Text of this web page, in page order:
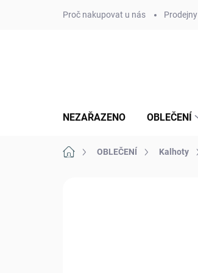
Proč nakupovat u nás Prodejny
NEZAŘAZENO OBLEČENÍ
Domů OBLEČENÍ Kalhoty